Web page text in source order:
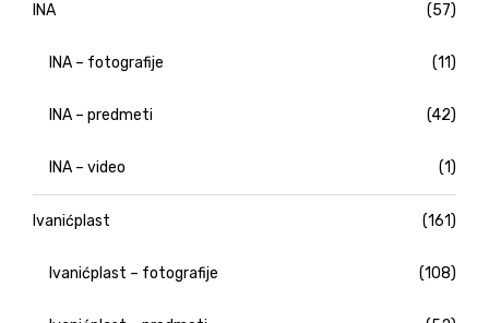
INA (57)
INA – fotografije (11)
INA – predmeti (42)
INA – video (1)
Ivanićplast (161)
Ivanićplast – fotografije (108)